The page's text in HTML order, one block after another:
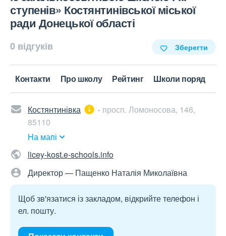
ступенів» Костянтинівської міської
ради Донецької області
0 відгуків Зберегти
Контакти Про школу Рейтинг Школи поряд
Костянтинівка
просп. Ломоносова, 146,
85110
На мапі
licey-kost.e-schools.info
Директор — Пащенко Наталія Миколаївна
Щоб зв'язатися із закладом, відкрийте телефон і
ел. пошту.